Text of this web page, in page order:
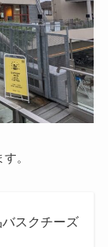
。
スクチーズ